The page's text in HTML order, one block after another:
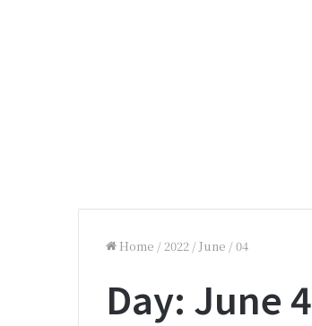
Home /2022 /June /04
Day: June